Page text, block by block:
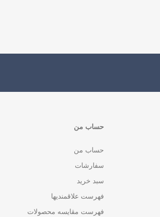
حساب من
حساب من
سفارشات
سبد خرید
فهرست علاقمندیها
فهرست مقایسه محصولات